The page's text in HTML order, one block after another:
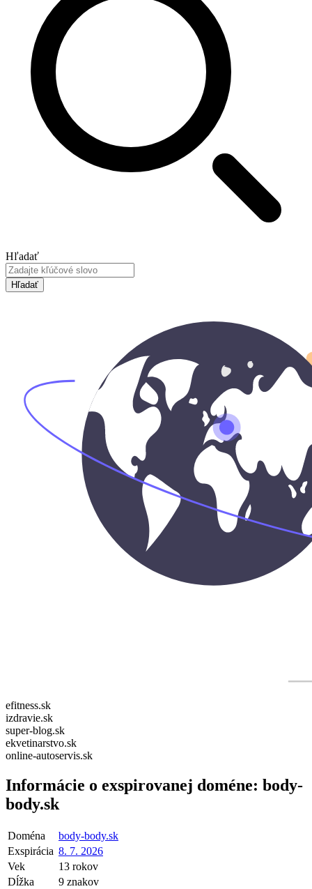
Hľadať
Hľadať
efitness.sk
izdravie.sk
super-blog.sk
ekvetinarstvo.sk
online-autoservis.sk
Informácie o exspirovanej doméne: body-
body.sk
Doména
body-body.sk
Exspirácia 8. 7. 2026
Vek
13 rokov
Dĺžka
9 znakov